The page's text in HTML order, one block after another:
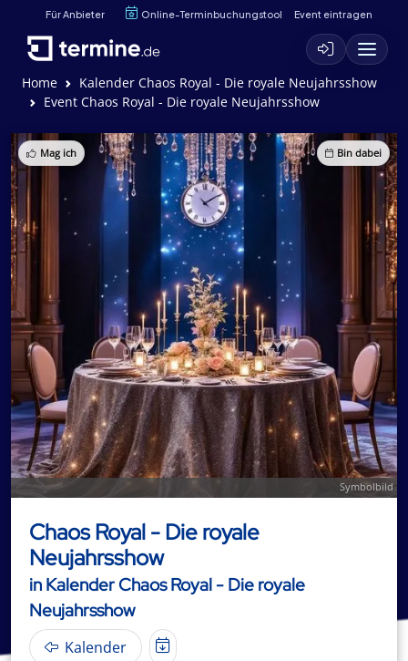
Für Anbieter Online-Terminbuchungstool Event eintragen
Home
Kalender Chaos Royal - Die royale Neujahrsshow
Event Chaos Royal - Die royale Neujahrsshow
Mag ich Bin dabei
Symbolbild
Chaos Royal - Die royale
Neujahrsshow
in Kalender Chaos Royal - Die royale
Neujahrsshow
Kalender